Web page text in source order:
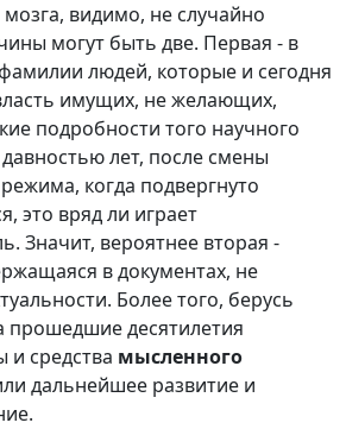
видимо, не случайно
могут быть две. Первая - в
людей, которые и сегодня
имущих, не желающих,
подробности того научного
лет, после смены
когда подвергнуто
это вряд ли играет
Значит, вероятнее вторая -
в документах, не
Более того, берусь
прошедшие десятилетия
средства мысленного
дальнейшее развитие и